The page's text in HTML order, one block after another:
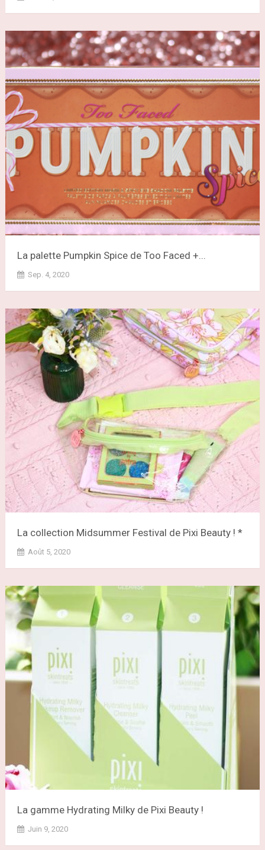
La palette Pumpkin Spice de Too Faced +...
Sep. 4, 2020
La collection Midsummer Festival de Pixi Beauty ! *
Août 5, 2020
La gamme Hydrating Milky de Pixi Beauty !
Juin 9, 2020